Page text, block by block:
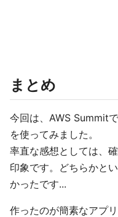
まとめ
今回は、AWS Summit
を使ってみました。
率直な感想としては、
印象です。どちらかと
かったです...
作ったのが簡素なアプリ